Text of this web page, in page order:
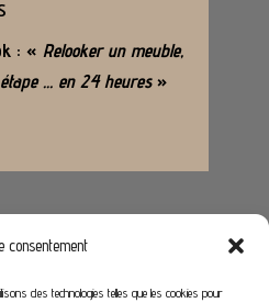
consentement
des technologies telles que les cookies pour
: « Relooker un meuble,
… en 24 heures »